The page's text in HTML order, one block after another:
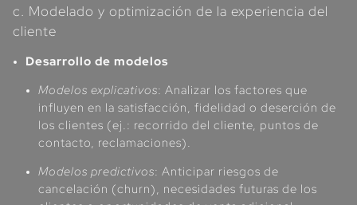
c. Modelado y optimización de la experiencia del
cliente
Desarrollo de modelos
Modelos explicativos: Analizar los factores que
influyen en la satisfacción, fidelidad o deserción de
los clientes (ej.: recorrido del cliente, puntos de
contacto, reclamaciones).
Modelos predictivos: Anticipar riesgos de
cancelación (churn), necesidades futuras de los